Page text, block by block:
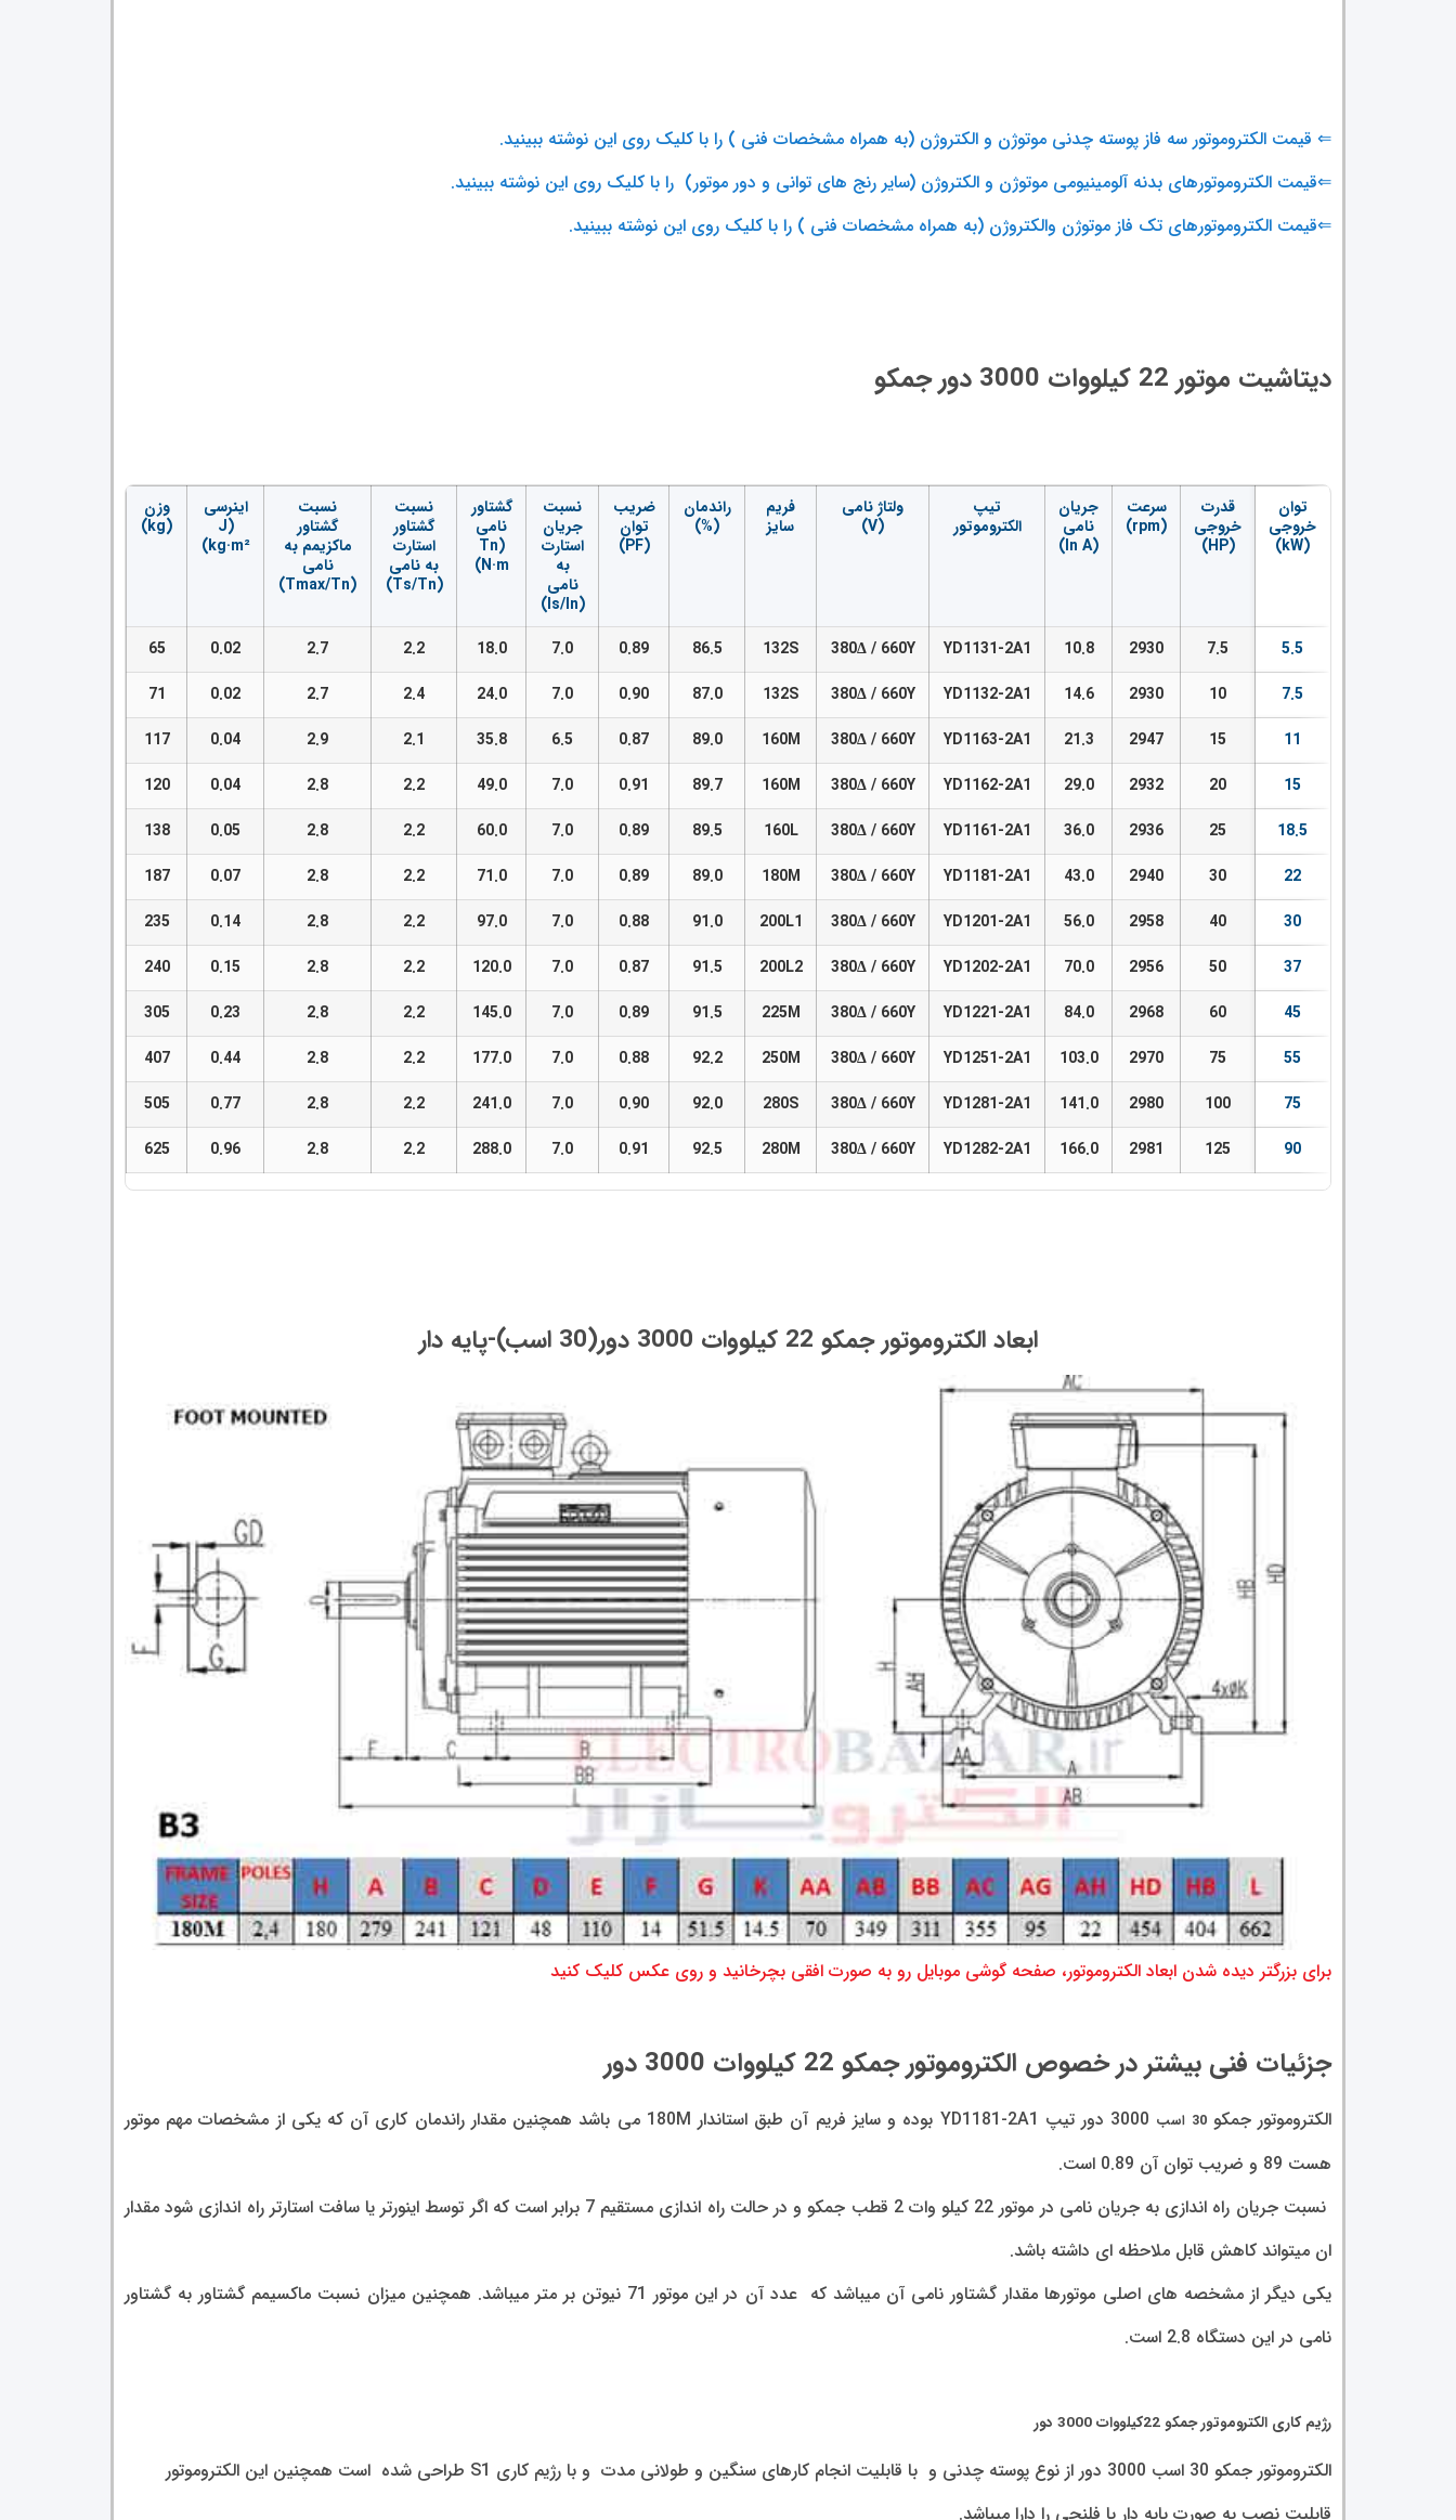
⇐ قیمت الکتروموتور سه فاز پوسته چدنی موتوژن و الکتروژن (به همراه مشخصات فنی ) را با کلیک روی این نوشته ببینید.
⇐قیمت الکتروموتورهای بدنه آلومینیومی موتوژن و الکتروژن (سایر رنج های توانی و دور موتور) را با کلیک روی این نوشته ببینید.
⇐قیمت الکتروموتورهای تک فاز موتوژن والکتروژن (به همراه مشخصات فنی ) را با کلیک روی این نوشته ببینید.
دیتاشیت موتور 22 کیلووات 3000 دور جمکو
توان
خروجی
(kW)
قدرت
خروجی
(HP)
سرعت
(rpm)
جریان
نامی
(In A)
تیپ
الکتروموتور
ولتاژ نامی
(V)
فریم
سایز
راندمان
(%)
ضریب
توان
(PF)
نسبت
جریان
استارت
به
نامی
(Is/In)
گشتاور
نامی
(Tn
N·m)
نسبت
گشتاور
استارت
به نامی
(Ts/Tn)
نسبت
گشتاور
ماکزیمم به
نامی
(Tmax/Tn)
اینرسی
(J
kg·m²)
وزن
(kg)
5.5
7.5
2930
10.8
YD1131-2A1
380Δ / 660Y
132S
86.5
0.89
7.0
18.0
2.2
2.7
0.02
65
7.5
10
2930
14.6
YD1132-2A1
380Δ / 660Y
132S
87.0
0.90
7.0
24.0
2.4
2.7
0.02
71
11
15
2947
21.3
YD1163-2A1
380Δ / 660Y
160M
89.0
0.87
6.5
35.8
2.1
2.9
0.04
117
15
20
2932
29.0
YD1162-2A1
380Δ / 660Y
160M
89.7
0.91
7.0
49.0
2.2
2.8
0.04
120
18.5
25
2936
36.0
YD1161-2A1
380Δ / 660Y
160L
89.5
0.89
7.0
60.0
2.2
2.8
0.05
138
22
30
2940
43.0
YD1181-2A1
380Δ / 660Y
180M
89.0
0.89
7.0
71.0
2.2
2.8
0.07
187
30
40
2958
56.0
YD1201-2A1
380Δ / 660Y
200L1
91.0
0.88
7.0
97.0
2.2
2.8
0.14
235
37
50
2956
70.0
YD1202-2A1
380Δ / 660Y
200L2
91.5
0.87
7.0
120.0
2.2
2.8
0.15
240
45
60
2968
84.0
YD1221-2A1
380Δ / 660Y
225M
91.5
0.89
7.0
145.0
2.2
2.8
0.23
305
55
75
2970
103.0
YD1251-2A1
380Δ / 660Y
250M
92.2
0.88
7.0
177.0
2.2
2.8
0.44
407
75
100
2980
141.0
YD1281-2A1
380Δ / 660Y
280S
92.0
0.90
7.0
241.0
2.2
2.8
0.77
505
90
125
2981
166.0
YD1282-2A1
380Δ / 660Y
280M
92.5
0.91
7.0
288.0
2.2
2.8
0.96
625
ابعاد الکتروموتور جمکو 22 کیلووات 3000 دور(30 اسب)-پایه دار
برای بزرگتر دیده شدن ابعاد الکتروموتور، صفحه گوشی موبایل رو به صورت افقی بچرخانید و روی عکس کلیک کنید
جزئیات فنی بیشتر در خصوص الکتروموتور جمکو 22 کیلووات 3000 دور
الکتروموتور جمکو30 اسب
3000 دور تیپ YD1181-2A1 بوده و سایز فریم آن طبق استاندار 180M می باشد همچنین مقدار راندمان کاری آن که یکی از مشخصات مهم موتور
هست 89 و ضریب توان آن 0.89 است.
نسبت جریان راه اندازی به جریان نامی در موتور 22 کیلو وات 2 قطب جمکو و در حالت راه اندازی مستقیم 7 برابر است که اگر توسط اینورتر یا سافت استارتر راه اندازی شود مقدار
ان میتواند کاهش قابل ملاحظه ای داشته باشد.
یکی دیگر از مشخصه های اصلی موتورها مقدار گشتاور نامی آن میباشد که عدد آن در این موتور 71 نیوتن بر متر میباشد. همچنین میزان نسبت ماکسیمم گشتاور به گشتاور
نامی در این دستگاه 2.8 است.
رژیم کاری الکتروموتور جمکو 22کیلووات 3000 دور
الکتروموتور جمکو 30 اسب 3000 دور
از نوع پوسته چدنی و با قابلیت انجام کارهای سنگین و طولانی مدت و با رژیم کاری S1 طراحی شده است همچنین این الکتروموتور
قابلیت نصب به صورت پایه دار یا فلنجی را دارا میباشد.